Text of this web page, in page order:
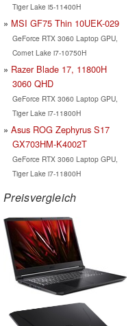
Tiger Lake i5-11400H
MSI GF75 Thin 10UEK-029
GeForce RTX 3060 Laptop GPU,
Comet Lake i7-10750H
Razer Blade 17, 11800H
3060 QHD
GeForce RTX 3060 Laptop GPU,
Tiger Lake i7-11800H
Asus ROG Zephyrus S17
GX703HM-K4002T
GeForce RTX 3060 Laptop GPU,
Tiger Lake i7-11800H
Preisvergleich